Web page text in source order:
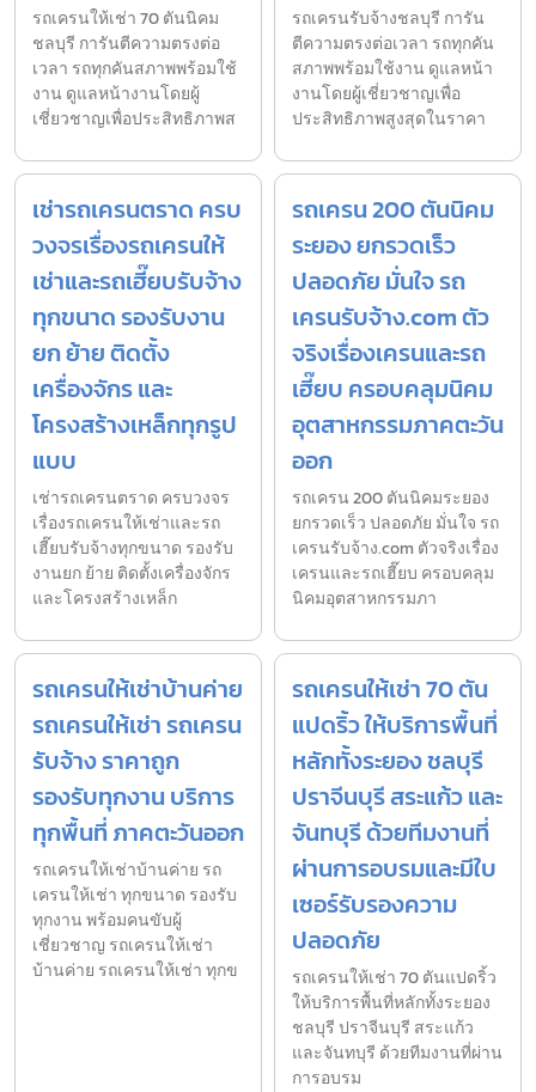
รถเครนให้เช่า 70 ตันนิคม
ชลบุรี การันตีความตรงต่อ
เวลา รถทุกคันสภาพพร้อมใช้
งาน ดูแลหน้างานโดยผู้
เชี่ยวชาญเพื่อประสิทธิภาพส
รถเครนรับจ้างชลบุรี การัน
ตีความตรงต่อเวลา รถทุกคัน
สภาพพร้อมใช้งาน ดูแลหน้า
งานโดยผู้เชี่ยวชาญเพื่อ
ประสิทธิภาพสูงสุดในราคา
เช่ารถเครนตราด ครบ
วงจรเรื่องรถเครนให้
เช่าและรถเฮี๊ยบรับจ้าง
ทุกขนาด รองรับงาน
ยก ย้าย ติดตั้ง
เครื่องจักร และ
โครงสร้างเหล็กทุกรูป
แบบ
เช่ารถเครนตราด ครบวงจร
เรื่องรถเครนให้เช่าและรถ
เฮี๊ยบรับจ้างทุกขนาด รองรับ
งานยก ย้าย ติดตั้งเครื่องจักร
และโครงสร้างเหล็ก
รถเครน 200 ตันนิคม
ระยอง ยกรวดเร็ว
ปลอดภัย มั่นใจ รถ
เครนรับจ้าง.com ตัว
จริงเรื่องเครนและรถ
เฮี๊ยบ ครอบคลุมนิคม
อุตสาหกรรมภาคตะวัน
ออก
รถเครน 200 ตันนิคมระยอง
ยกรวดเร็ว ปลอดภัย มั่นใจ รถ
เครนรับจ้าง.com ตัวจริงเรื่อง
เครนและรถเฮี๊ยบ ครอบคลุม
นิคมอุตสาหกรรมภา
รถเครนให้เช่าบ้านค่าย
รถเครนให้เช่า รถเครน
รับจ้าง ราคาถูก
รองรับทุกงาน บริการ
ทุกพื้นที่ ภาคตะวันออก
รถเครนให้เช่าบ้านค่าย รถ
เครนให้เช่า ทุกขนาด รองรับ
ทุกงาน พร้อมคนขับผู้
เชี่ยวชาญ รถเครนให้เช่า
บ้านค่าย รถเครนให้เช่า ทุกข
รถเครนให้เช่า 70 ตัน
แปดริ้ว ให้บริการพื้นที่
หลักทั้งระยอง ชลบุรี
ปราจีนบุรี สระแก้ว และ
จันทบุรี ด้วยทีมงานที่
ผ่านการอบรมและมีใบ
เซอร์รับรองความ
ปลอดภัย
รถเครนให้เช่า 70 ตันแปดริ้ว
ให้บริการพื้นที่หลักทั้งระยอง
ชลบุรี ปราจีนบุรี สระแก้ว
และจันทบุรี ด้วยทีมงานที่ผ่าน
การอบรม